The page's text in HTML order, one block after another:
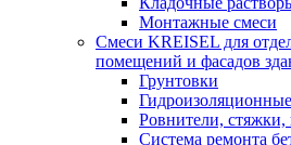
Монтажные смеси
Смеси KREISEL для
помещений и фасадов
Грунтовки
Ровнители,
Cистема ремонта